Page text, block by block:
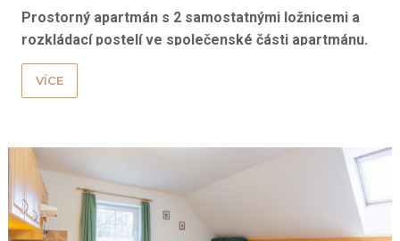
Prostorný apartmán s 2 samostatnými ložnicemi a
rozkládací postelí ve společenské části apartmánu.
Plně vybavený kuchyňský kout. Koupelna s wc a
sprchovým koutem.
VÍCE